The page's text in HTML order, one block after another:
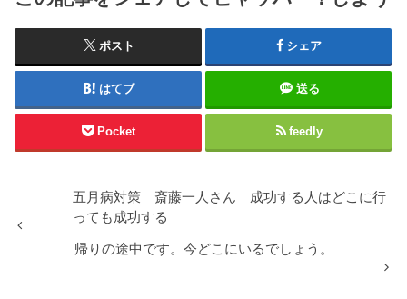
ポスト シェア
はてブ 送る
Pocket feedly
五月病対策 斎藤一人さん 成功する人はどこに行
っても成功する
帰りの途中です。今どこにいるでしょう。